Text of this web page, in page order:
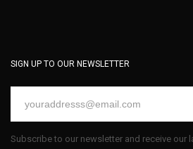
SIGN UP TO OUR NEWSLETTER
Subscribe to our newsletter and receive our